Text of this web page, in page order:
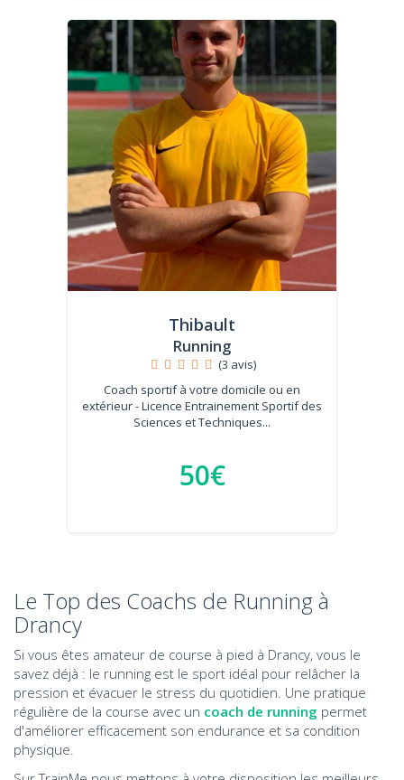
Thibault
Running
(3 avis)
Coach sportif à votre domicile ou en
extérieur - Licence Entrainement Sportif des
Sciences et Techniques...
50€
Le Top des Coachs de Running à
Drancy
Si vous êtes amateur de course à pied à Drancy, vous le
savez déjà : le running est le sport idéal pour relâcher la
pression et évacuer le stress du quotidien. Une pratique
régulière de la course avec un coach de running permet
d'améliorer efficacement son endurance et sa condition
physique.